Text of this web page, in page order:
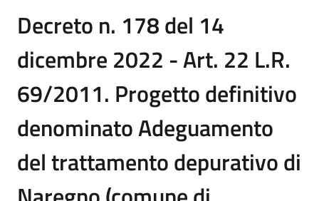
Decreto n. 178 del 14
dicembre 2022 - Art. 22 L.R.
69/2011. Progetto definitivo
denominato Adeguamento
del trattamento depurativo di